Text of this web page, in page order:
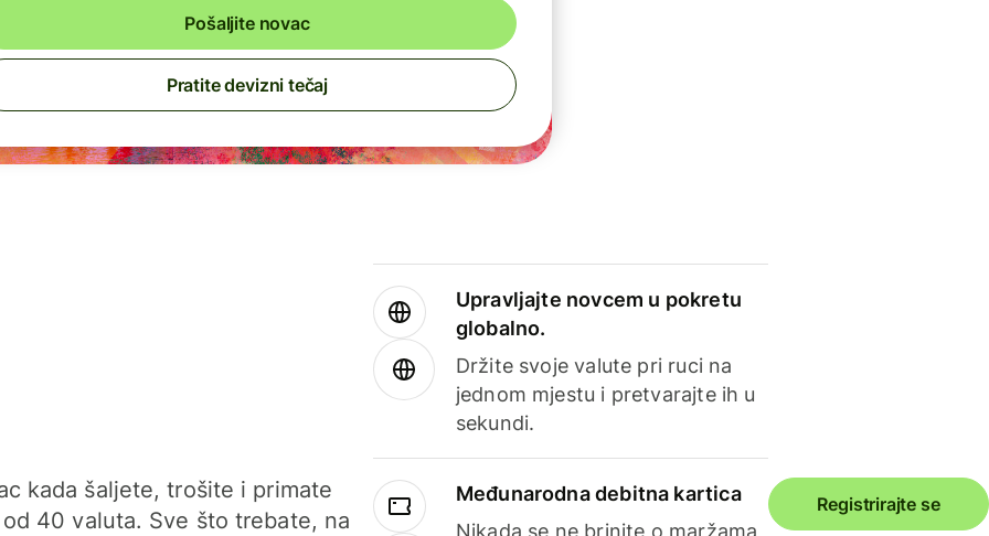
Pošaljite novac
Pratite devizni tečaj
kada šaljete, trošite i primate
40 valuta. Sve što trebate, na
Upravljajte novcem u pokretu
globalno.
Držite svoje valute pri ruci na
jednom mjestu i pretvarajte ih u
sekundi.
Međunarodna debitna kartica
Nikada se ne brinite o maržama
Registrirajte se